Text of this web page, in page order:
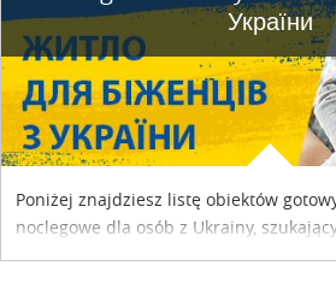
України
Poniżej znajdziesz listę obiektów
noclegowe dla osób z Ukrainy,